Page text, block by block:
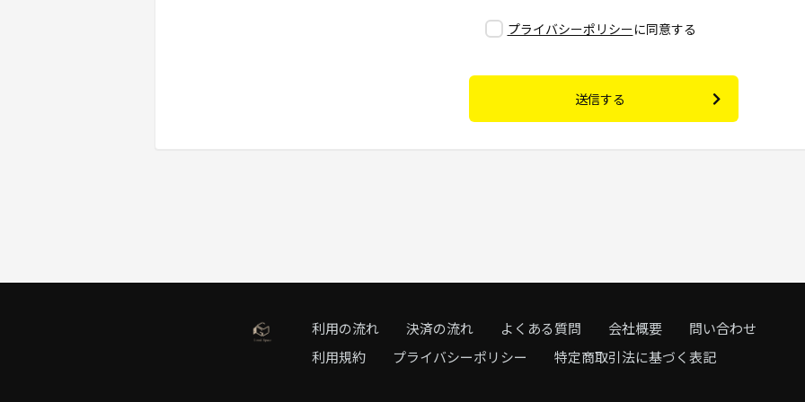
プライバシーポリシーに同意する
送信する
利用の流れ 決済の流れ よくある質問 会社概要
問い合わせ
利用規約
プライバシーポリシー 特定商取引法に基づく表記